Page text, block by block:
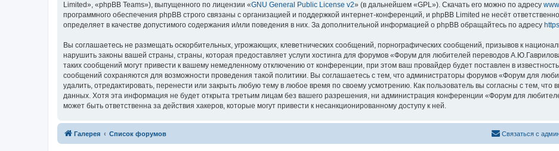
Limited», «phpBB Teams»), выпущенного по лицензии «GNU General Public License v2» (в дальнейшем «GPL»). Скачать его можно по адресу
программного обеспечения phpBB строго связаны с организацией и поддержкой интернет-конференций, и phpBB Limited не несёт
определяет в качестве допустимого содержания и/или поведения в них. За дополнительной информацией о phpBB обращайтесь по адресу
Вы соглашаетесь не размещать оскорбительных, угрожающих, клеветнических сообщений, порнографических сообщений, призывов к
нарушить законы вашей страны, страны, которая предоставляет услуги хостинга для форумов «Форум для любителей переводов
таких сообщений могут привести к вашему немедленному отключению от конференции, при этом ваш провайдер будет поставлен в
сообщений сохраняются для возможности проведения такой политики. Вы соглашаетесь с тем, что администраторы форумов «Форум для
удалить, отредактировать, перенести или закрыть любую тему в любое время по своему усмотрению. Как пользователь вы согласны с тем,
данных. Хотя эта информация не будет открыта третьим лицам без вашего разрешения, ни администрация конференции «Форум для
может быть ответственна за действия хакеров, которые могут привести к несанкционированному доступу к ней.
Галерея Список форумов
Связаться с
Связаться с адми